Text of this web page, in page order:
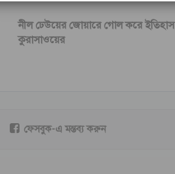
নীল ঢেউয়ের জোয়ারে গোল করে ইতিহাস
কুরাসাওয়ের
ফেসবুক-এ মন্তব্য করুন